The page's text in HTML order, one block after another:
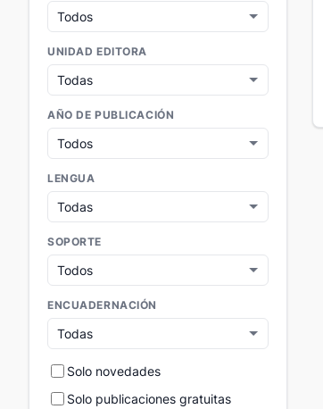
UNIDAD EDITORA
AÑO DE PUBLICACIÓN
LENGUA
SOPORTE
ENCUADERNACIÓN
Solo novedades
Solo publicaciones gratuitas